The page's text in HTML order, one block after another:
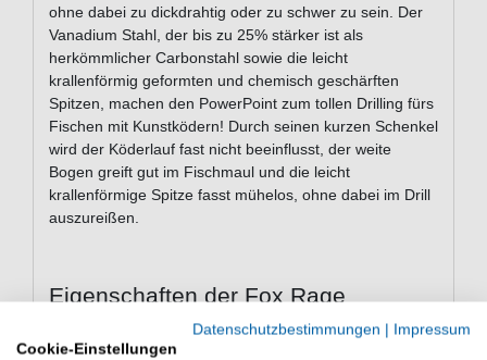
ohne dabei zu dickdrahtig oder zu schwer zu sein. Der
Vanadium Stahl, der bis zu 25% stärker ist als
herkömmlicher Carbonstahl sowie die leicht
krallenförmig geformten und chemisch geschärften
Spitzen, machen den PowerPoint zum tollen Drilling fürs
Fischen mit Kunstködern! Durch seinen kurzen Schenkel
wird der Köderlauf fast nicht beeinflusst, der weite
Bogen greift gut im Fischmaul und die leicht
krallenförmige Spitze fasst mühelos, ohne dabei im Drill
auszureißen.
Eigenschaften der Fox Rage
Powerpoint Treble Hooks
Farbe: schwarz
Datenschutzbestimmungen | Impressum
Cookie-Einstellungen